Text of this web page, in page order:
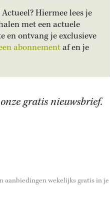
Hiermee lees je
met een actuele
en ontvang je exclusieve
abonnementaf en je
gratis nieuwsbrief.
aanbiedingen wekelijks gratis in je